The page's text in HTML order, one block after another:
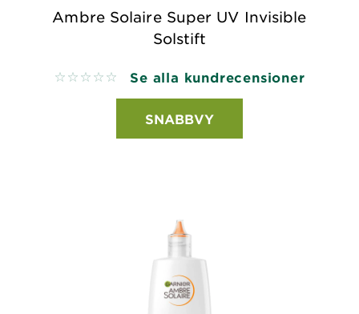
Ambre Solaire Super UV Invisible
Solstift
No reviews Se alla kundrecensioner
SNABBVY